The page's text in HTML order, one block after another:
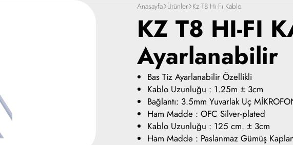
Anasayfa Ürünler Kz T8 Hı-Fı Kablo
KZ T8 HI-FI
Ayarlanabilir
Bas Tiz Ayarlanabilir Özellikli
Kablo Uzunluğu : 1.25m ± 3cm
Bağlantı: 3.5mm Yuvarlak Uç
Ham Madde : OFC Silver-plated
Kablo Uzunluğu : 125 cm. ± 3cm
Ham Madde : Paslanmaz Gümüş